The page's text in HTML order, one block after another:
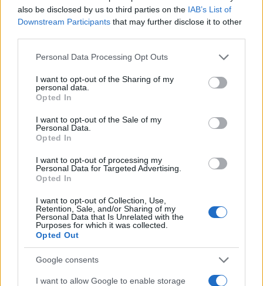
also be disclosed by us to third parties on the IAB’s List of
Downstream Participants that may further disclose it to other
Please note that this website/app uses one or more Google
not limited to your visit or usage behaviour. You may click to
grant or deny consent to Google and its third-party tags to
use your data for below specified purposes in below Google
consent section.
Personal Data Processing Opt Outs
I want to opt-out of the Sharing of my
personal data.
Opted In
I want to opt-out of the Sale of my
Personal Data.
Opted In
I want to opt-out of processing my
Personal Data for Targeted Advertising.
Opted In
I want to opt-out of Collection, Use,
Retention, Sale, and/or Sharing of my
Personal Data that Is Unrelated with the
Purposes for which it was collected.
Opted Out
Google consents
I want to allow Google to enable storage
hivatalosan családi programokhoz és a
futball-világbajnoksághoz kapcsolódhat,
személyes szempontok is állhatnak a
háttérben.
A VSquare forrásai szerint több, a Fideszhez
köthető üzleti és politikai szereplő is azzal
számol, hogy a Tisza-kormány idején
kedvezőtlen jogi vagy politikai helyzetbe
kerülhet Magyarországon, ezért sokan
hosszabb távon az Egyesült Államokban
képzelik el a jövőjüket.
Az ENSZ központja New Yorkban található,
ahol Orbán Viktor lánya, Orbán Ráhel és
családja2025 ótaél.